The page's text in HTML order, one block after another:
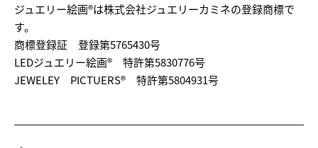
ジュエリー絵画®は株式会社ジュエリーカミネの登録商標で
す。
商標登録証 登録第5765430号
LEDジュエリー絵画® 特許第5830776号
JEWELEY PICTUERS® 特許第5804931号